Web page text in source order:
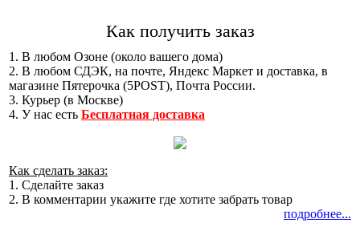
Как получить заказ
1. В любом Озоне (около вашего дома)
2. В любом СДЭК, на почте, Яндекс Маркет и доставка, в
магазине Пятерочка (5POST), Почта России.
3. Курьер (в Москве)
4. У нас есть Бесплатная доставка
Как сделать заказ:
1. Сделайте заказ
2. В комментарии укажите где хотите забрать товар
подробнее...